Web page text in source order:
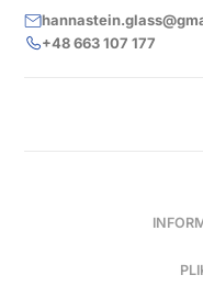
+48 663 107 177